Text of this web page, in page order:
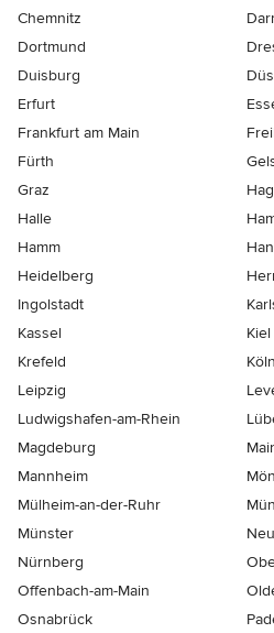
Chemnitz
Dortmund
Duisburg
Erfurt
Frankfurt am Main
Fürth
Graz
Halle
Hamm
Heidelberg
Ingolstadt
Kassel
Kiel
Krefeld
Köln
Leipzig
Ludwigshafen-am-Rhein
Magdeburg
Mannheim
Mülheim-an-der-Ruhr
Münster
Nürnberg
Offenbach-am-Main
Osnabrück